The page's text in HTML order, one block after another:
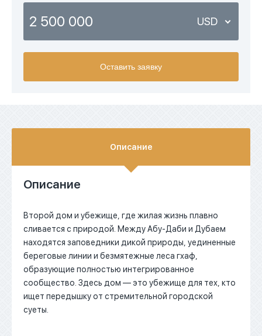
2 500 000 USD
Оставить заявку
Описание
Описание
Второй дом и убежище, где жилая жизнь плавно
сливается с природой. Между Абу-Даби и Дубаем
находятся заповедники дикой природы, уединенные
береговые линии и безмятежные леса гхаф,
образующие полностью интегрированное
сообщество. Здесь дом — это убежище для тех, кто
ищет передышку от стремительной городской
суеты.